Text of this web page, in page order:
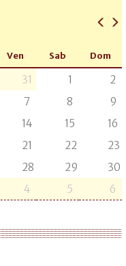
Ven Sab Dom
31 1
2
7 8
9
14 15
16
21 22
23
28 29
30
4 5 6